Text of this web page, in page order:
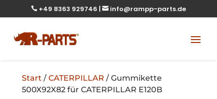
 +49 8363 929746 |  info@rampp-parts.de
Start / CATERPILLAR / Gummikette
500X92X82 für CATERPILLAR E120B